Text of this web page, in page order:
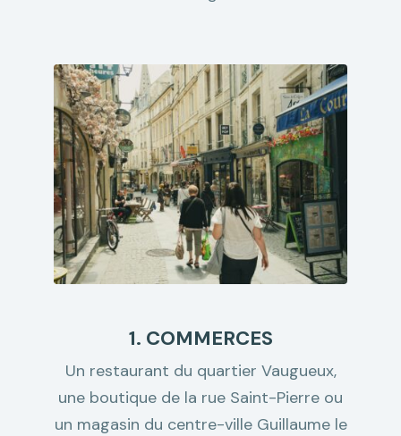
1. COMMERCES
Un restaurant du quartier Vaugueux,
une boutique de la rue Saint-Pierre ou
un magasin du centre-ville Guillaume le